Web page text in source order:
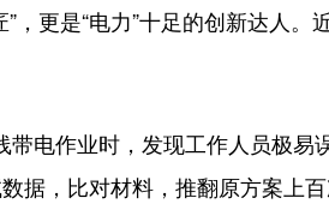
更是“电力”十足的创新达人。
电作业时，发现工作人员极易
据，比对材料，推翻原方案上